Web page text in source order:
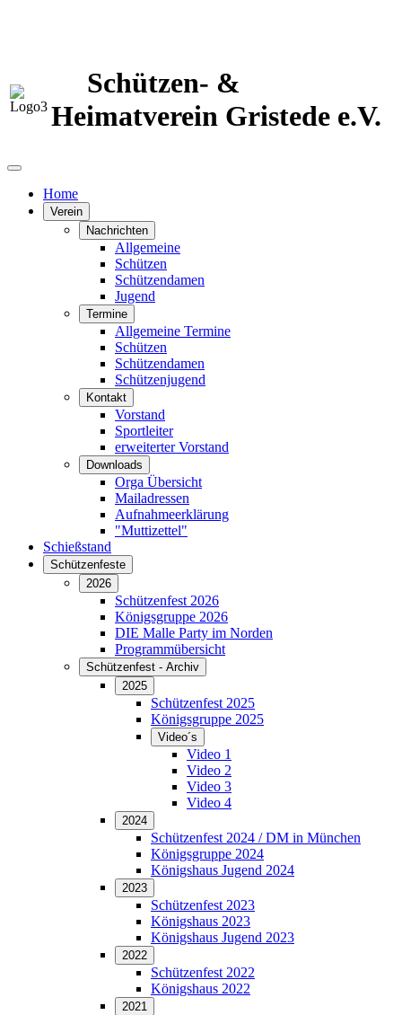
Schützen- &
Heimatverein Gristede e.V.
Home
Verein
Nachrichten
Allgemeine
Schützen
Schützendamen
Jugend
Termine
Allgemeine Termine
Schützen
Schützendamen
Schützenjugend
Kontakt
Vorstand
Sportleiter
erweiterter Vorstand
Downloads
Orga Übersicht
Mailadressen
Aufnahmeerklärung
"Muttizettel"
Schießstand
Schützenfeste
2026
Schützenfest 2026
Königsgruppe 2026
DIE Malle Party im Norden
Programmübersicht
Schützenfest - Archiv
2025
Schützenfest 2025
Königsgruppe 2025
Video´s
Video 1
Video 2
Video 3
Video 4
2024
Schützenfest 2024 / DM in München
Königsgruppe 2024
Königshaus Jugend 2024
2023
Schützenfest 2023
Königshaus 2023
Königshaus Jugend 2023
2022
Schützenfest 2022
Königshaus 2022
2021